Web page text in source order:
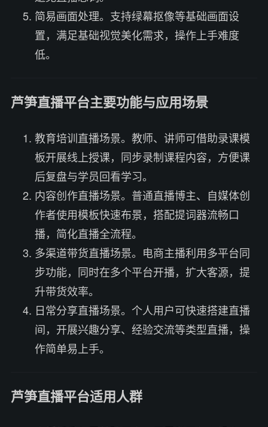
简易画面处理。支持绿幕抠像等基础画面设
置，满足基础视觉美化需求，操作上手难度
低。
芦笋直播平台主要功能与应用场景
教育培训直播场景。教师、讲师可借助录课模
板开展线上授课，同步录制课程内容，方便课
后复盘与学员回看学习。
内容创作直播场景。普通直播博主、自媒体创
作者使用模板快速布景，搭配提词器流畅口
播，简化直播全流程。
多渠道带货直播场景。电商主播利用多平台同
步功能，同时在多个平台开播，扩大客源，提
升带货效率。
日常分享直播场景。个人用户可快速搭建直播
间，开展兴趣分享、经验交流等类型直播，操
作简单易上手。
芦笋直播平台适用人群